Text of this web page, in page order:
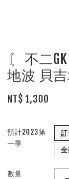
〘 不二
地波 貝
NT$ 1,300
預計2023第
一季
數量